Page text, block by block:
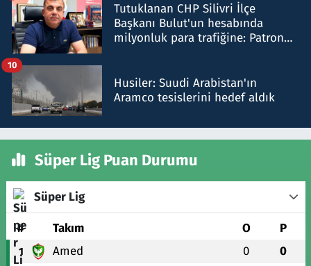
Tutuklanan CHP Silivri İlçe
Başkanı Bulut'un hesabında
milyonluk para trafiğine: Patron
Husiler: Suudi Arabistan'ın
Aramco tesislerini hedef aldık
10
Süper Lig Puan Durumu
Süper Lig
# Takım O P
1 Amed 0 0